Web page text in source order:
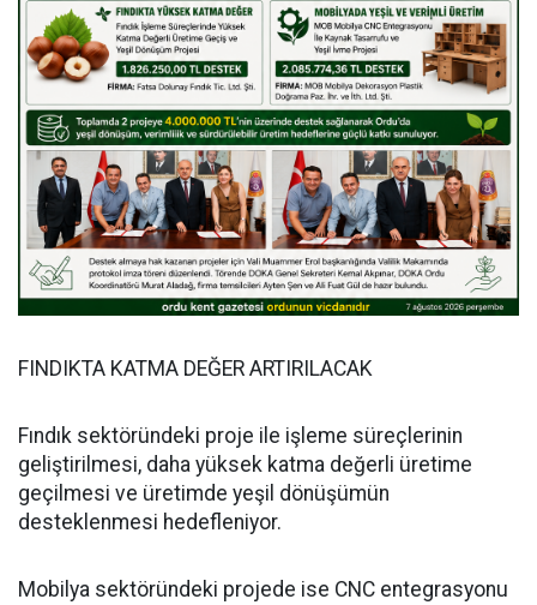
FINDIKTA KATMA DEĞER ARTIRILACAK
Fındık sektöründeki proje ile işleme süreçlerinin
geliştirilmesi, daha yüksek katma değerli üretime
geçilmesi ve üretimde yeşil dönüşümün
desteklenmesi hedefleniyor.
Mobilya sektöründeki projede ise CNC entegrasyonu